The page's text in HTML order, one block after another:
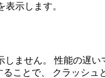
示します。
ません。 性能の遅い
ことで、 クラッシュ